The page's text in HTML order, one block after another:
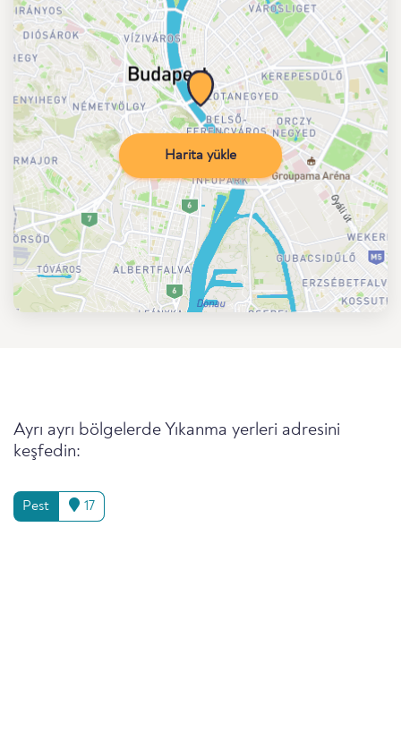
Harita yükle
Ayrı ayrı bölgelerde Yıkanma yerleri adresini
keşfedin:
Pest 17